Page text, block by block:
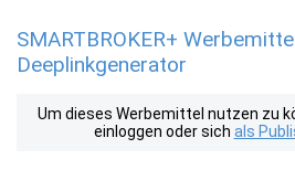
SMARTBROKER+
Deeplinkgenerator
Um dieses Werbemittel nutzen zu
einloggen oder sich als